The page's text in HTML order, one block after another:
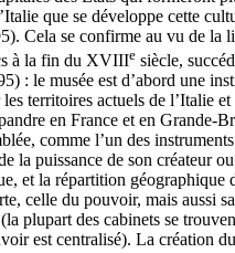
que se développe cette
Cela se confirme au vu de la
à la fin du XVIIIe siècle,
: le musée est d’abord une
territoires actuels de l’Italie
en France et en Grande-
comme l’un des
la puissance de son créateur
et la répartition géographique
celle du pouvoir, mais aussi
plupart des cabinets se
est centralisé). La création